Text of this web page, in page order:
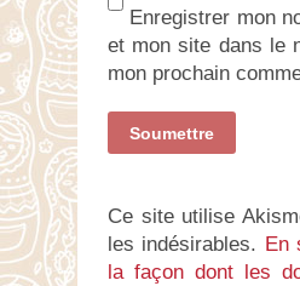
Enregistrer mon
et mon site dans le
mon prochain
Ce site utilise
les indésirables. En
la façon dont les